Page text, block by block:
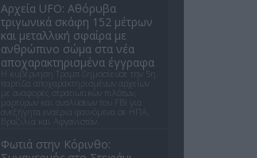
Αρχεία UFO: Αθόρυβα
τριγωνικά σκάφη 152 μέτρων
και μεταλλική σφαίρα με
ανθρώπινο σώμα στα νέα
αποχαρακτηρισμένα έγγραφα
Η κυβέρνηση Τραμπ δημοσίευσε την 5η
παρτίδα αποχαρακτηρισμένων αρχείων
με αναφορές στρατιωτικών πιλότων,
μαρτύρων και αναλύσεων του FBI για
ανεξήγητα εναέρια φαινόμενα σε ΗΠΑ,
Βραζιλία και Αφγανιστάν.
Φωτιά στην Κόρινθο: